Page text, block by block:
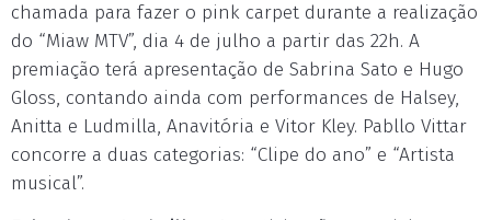
chamada para fazer o pink carpet durante a realização
do “Miaw MTV”, dia 4 de julho a partir das 22h. A
premiação terá apresentação de Sabrina Sato e Hugo
Gloss, contando ainda com performances de Halsey,
Anitta e Ludmilla, Anavitória e Vitor Kley. Pabllo Vittar
concorre a duas categorias: “Clipe do ano” e “Artista
musical”.